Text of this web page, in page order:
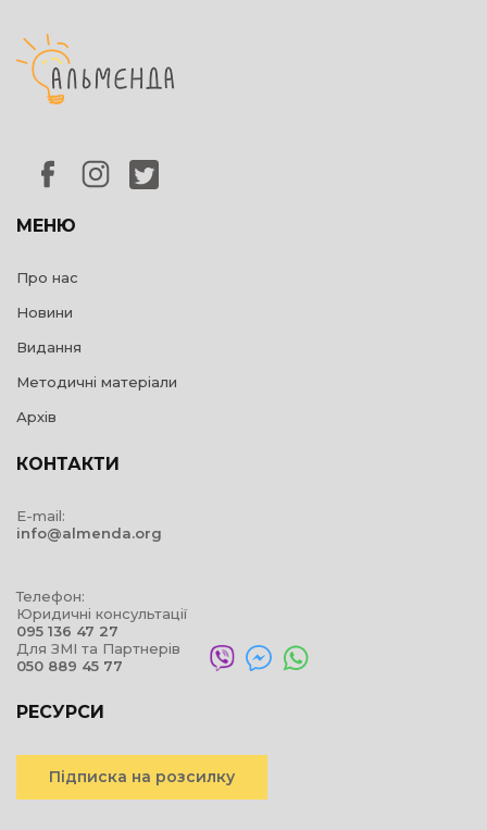
МЕНЮ
Про нас
Новини
Видання
Методичні матеріали
Архів
КОНТАКТИ
E-mail:
info@almenda.org
Телефон:
Юридичні консультації
095 136 47 27
Для ЗМІ та Партнерів
050 889 45 77
РЕСУРСИ
Підписка на розсилку